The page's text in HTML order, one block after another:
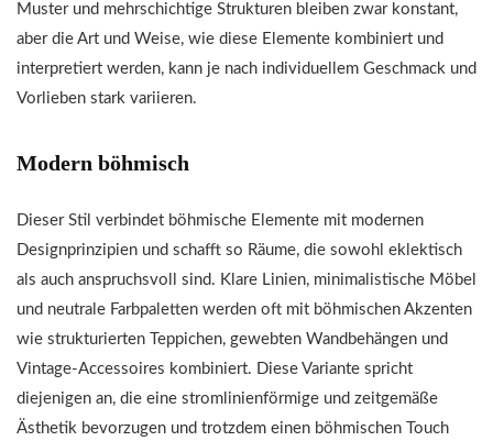
Muster und mehrschichtige Strukturen bleiben zwar konstant,
aber die Art und Weise, wie diese Elemente kombiniert und
interpretiert werden, kann je nach individuellem Geschmack und
Vorlieben stark variieren.
Modern böhmisch
Dieser Stil verbindet böhmische Elemente mit modernen
Designprinzipien und schafft so Räume, die sowohl eklektisch
als auch anspruchsvoll sind. Klare Linien, minimalistische Möbel
und neutrale Farbpaletten werden oft mit böhmischen Akzenten
wie strukturierten Teppichen, gewebten Wandbehängen und
Vintage-Accessoires kombiniert. Diese Variante spricht
diejenigen an, die eine stromlinienförmige und zeitgemäße
Ästhetik bevorzugen und trotzdem einen böhmischen Touch